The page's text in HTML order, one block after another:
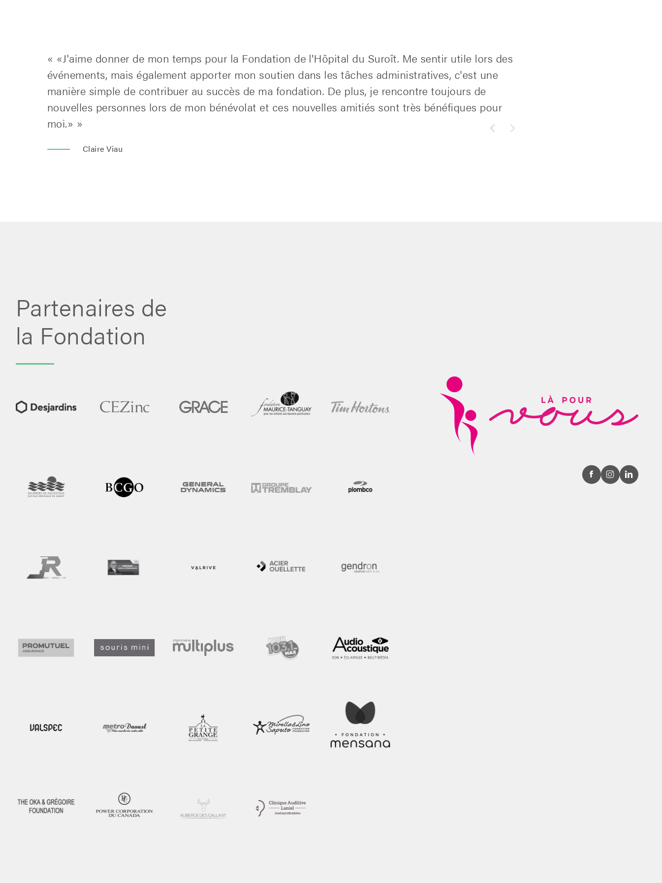
« «J'aime donner de mon temps pour la Fondation de l'Hôpital du Suroît. Me sentir utile lors des
événements, mais également apporter mon soutien dans les tâches administratives, c'est une
manière simple de contribuer au succès de ma fondation. De plus, je rencontre toujours de
nouvelles personnes lors de mon bénévolat et ces nouvelles amitiés sont très bénéfiques pour
moi.» »
Claire Viau
Partenaires de
la Fondation